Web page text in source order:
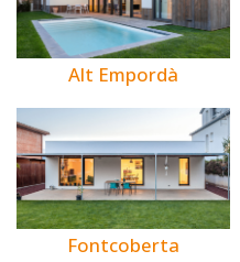
Alt Empordà
Fontcoberta